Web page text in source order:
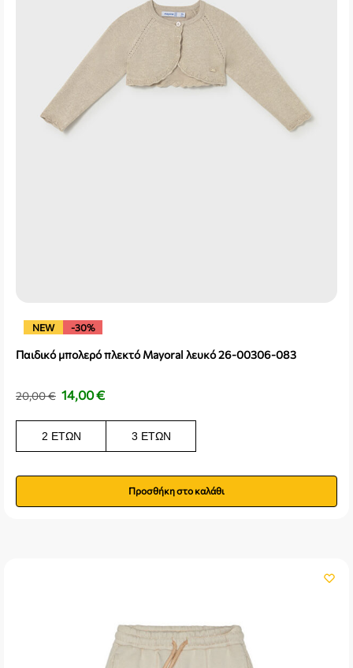
NEW -30%
Παιδικό μπολερό πλεκτό Mayoral λευκό 26-00306-083
20,00€ 14,00€
2 ΕΤΏΝ 3 ΕΤΏΝ
Προσθήκη στο καλάθι